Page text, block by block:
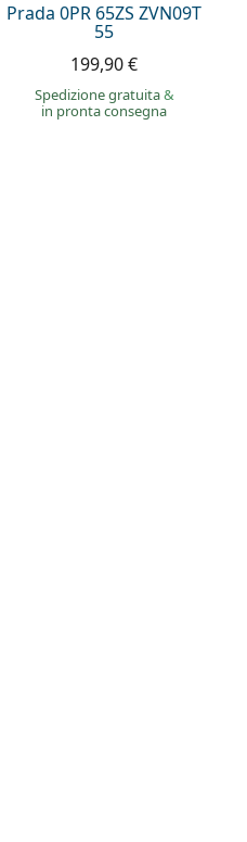
Prada 0PR 65ZS ZVN09T
55
199,90 €
Spedizione gratuita&
in pronta consegna